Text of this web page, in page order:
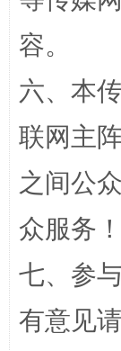
法徽
一
容。
六、本
联网主
之间公
众服务
七、参
有意见